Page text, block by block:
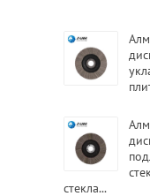
стекла...